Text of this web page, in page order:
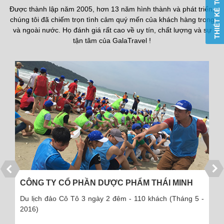
Được thành lập năm 2005, hơn 13 năm hình thành và phát triển,
chúng tôi đã chiếm trọn tình cảm quý mến của khách hàng trong
và ngoài nước. Họ đánh giá rất cao về uy tín, chất lượng và sự
tận tâm của GalaTravel !
CÔNG TY CỔ PHẦN DƯỢC PHẨM THÁI MINH
Du lịch đảo Cô Tô 3 ngày 2 đêm - 110 khách (Tháng 5 -
2016)